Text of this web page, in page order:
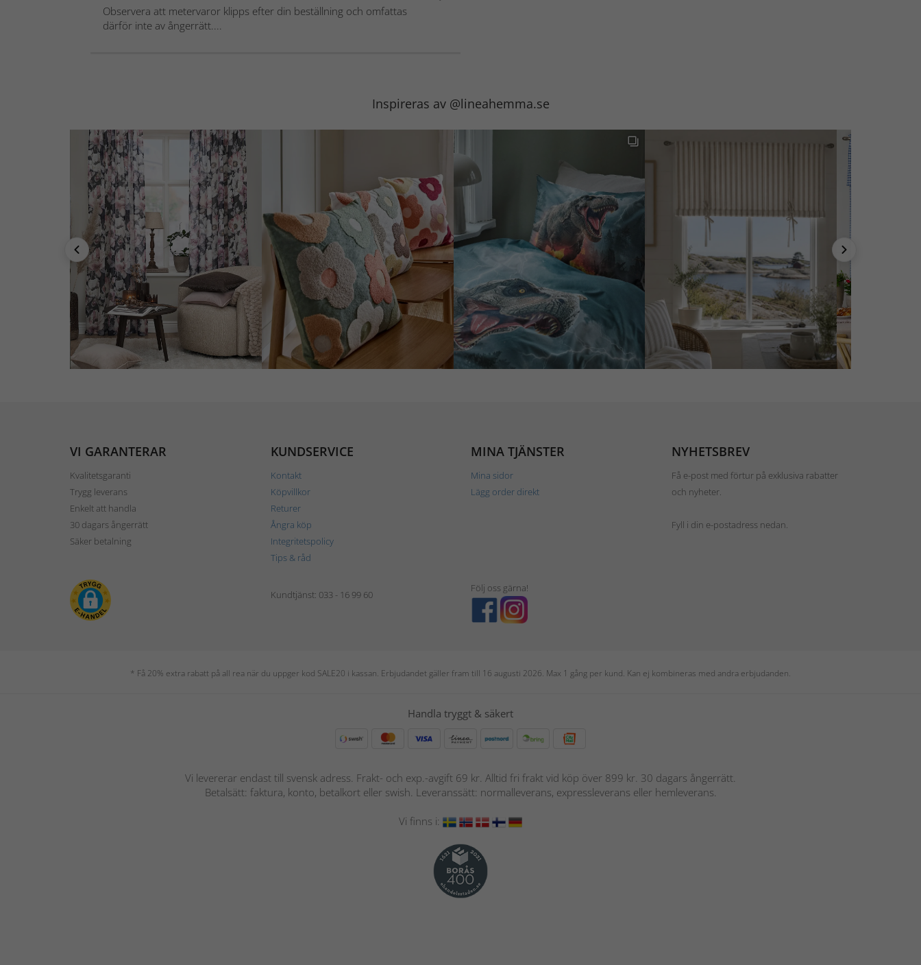
Observera att metervaror klipps efter din beställning och omfattas
därför inte av ångerrätt....
Inspireras av @lineahemma.se
VI GARANTERAR
Kvalitetsgaranti
Trygg leverans
Enkelt att handla
30 dagars ångerrätt
Säker betalning
KUNDSERVICE
Kontakt
Köpvillkor
Returer
Ångra köp
Integritetspolicy
Tips & råd
MINA TJÄNSTER
Mina sidor
Lägg order direkt
NYHETSBREV
Få e-post med förtur på exklusiva rabatter
och nyheter.
Fyll i din e-postadress nedan.
Kundtjänst: 033 - 16 99 60
Följ oss gärna!
* Få 20% extra rabatt på all rea när du uppger kod SALE20 i kassan. Erbjudandet gäller fram till 16 augusti 2026. Max 1 gång per kund. Kan ej kombineras med andra erbjudanden.
Handla tryggt & säkert
Vi levererar endast till svensk adress. Frakt- och exp.-avgift 69 kr. Alltid fri frakt vid köp över 899 kr. 30 dagars ångerrätt.
Betalsätt: faktura, konto, betalkort eller swish. Leveranssätt: normalleverans, expressleverans eller hemleverans.
Vi finns i: